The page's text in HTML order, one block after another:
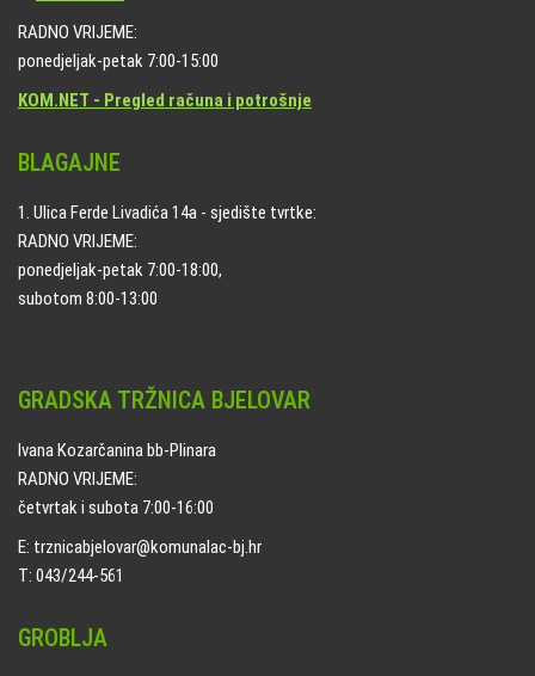
RADNO VRIJEME:
ponedjeljak-petak 7:00-15:00
KOM.NET - Pregled računa i potrošnje
BLAGAJNE
1. Ulica Ferde Livadića 14a - sjedište tvrtke:
RADNO VRIJEME:
ponedjeljak-petak 7:00-18:00,
subotom 8:00-13:00
GRADSKA TRŽNICA BJELOVAR
Ivana Kozarčanina bb-Plinara
RADNO VRIJEME:
četvrtak i subota 7:00-16:00
E: trznicabjelovar@komunalac-bj.hr
T: 043/244-561
GROBLJA